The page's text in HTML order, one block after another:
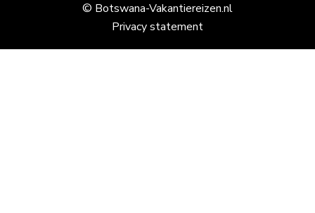
© Botswana-Vakantiereizen.nl
Privacy statement